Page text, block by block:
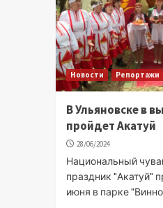
Новости Репортажи
В Ульяновске в
пройдет Акатуй
28/06/2024
Национальный
праздник "Акатуй"
июня в парке